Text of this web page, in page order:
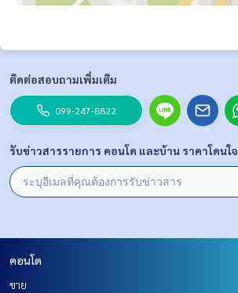
ติดต่อสอบถามเพิ่มเติม
099-247-8822
รับข่าวสารรายการ คอนโด และบ้าน ราคาโดนใจ
คอนโด
ขาย